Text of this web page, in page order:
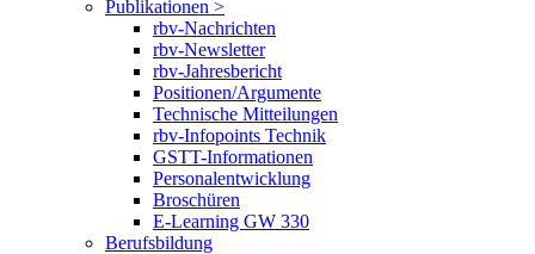
Publikationen >
rbv-Nachrichten
rbv-Newsletter
rbv-Jahresbericht
Positionen/Argumente
Technische Mitteilungen
rbv-Infopoints Technik
GSTT-Informationen
Personalentwicklung
Broschüren
E-Learning GW 330
Berufsbildung